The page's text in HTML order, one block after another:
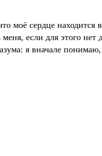
моё сердце находится
меня, если для этого
я вначале